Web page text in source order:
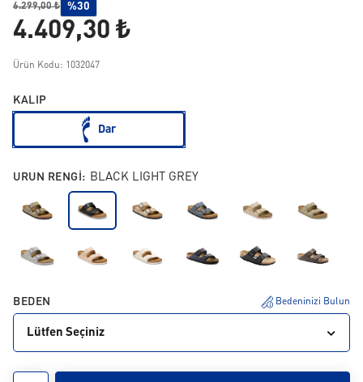
6.299,00 ₺ %30
4.409,30 ₺
Ürün Kodu: 1032047
KALIP
Dar
URUN RENGI: BLACK LIGHT GREY
BEDEN Bedeninizi Bulun
Lütfen Seçiniz